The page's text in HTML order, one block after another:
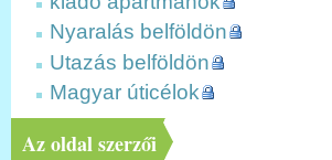
Nyaralás belföldön
Utazás belföldön
Magyar úticélok
Az oldal szerzői